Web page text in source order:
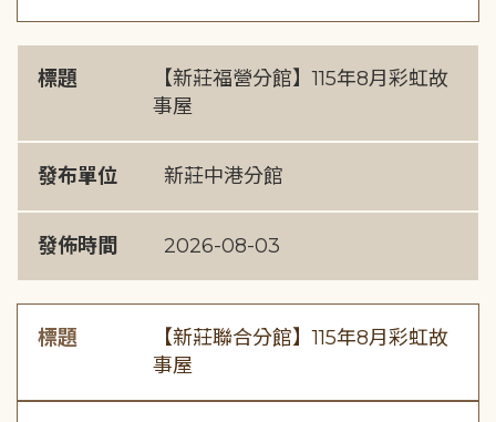
標題
【新莊福營分館】115年8月彩虹故
事屋
發布單位 新莊中港分館
發佈時間 2026-08-03
標題
【新莊聯合分館】115年8月彩虹故
事屋